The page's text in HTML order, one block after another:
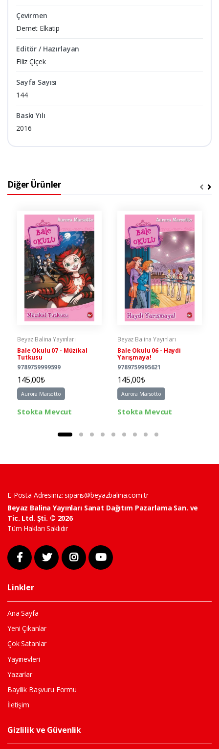
Çevirmen
Demet Elkatip
Editör / Hazırlayan
Filiz Çiçek
Sayfa Sayısı
144
Baskı Yılı
2016
Diğer Ürünler
Beyaz Balina Yayınları
Bale Okulu 07 - Müzikal
Tutkusu
9789759999599
145,00₺
Aurora Marsotto
Stokta Mevcut
Beyaz Balina Yayınları
Bale Okulu 06 - Haydi
Yarışmaya!
9789759995621
145,00₺
Aurora Marsotto
Stokta Mevcut
E-Posta Adresiniz:siparis@beyazbalina.com.tr
Beyaz Balina Yayınları Sanat Dağıtım Pazarlama San. ve
Tic. Ltd. Şti. © 2026
Tüm Hakları Saklıdır
Linkler
Ana Sayfa
Yeni Çıkanlar
Çok Satanlar
Yayınevleri
Yazarlar
Bayilik Başvuru Formu
İletişim
Gizlilik ve Güvenlik